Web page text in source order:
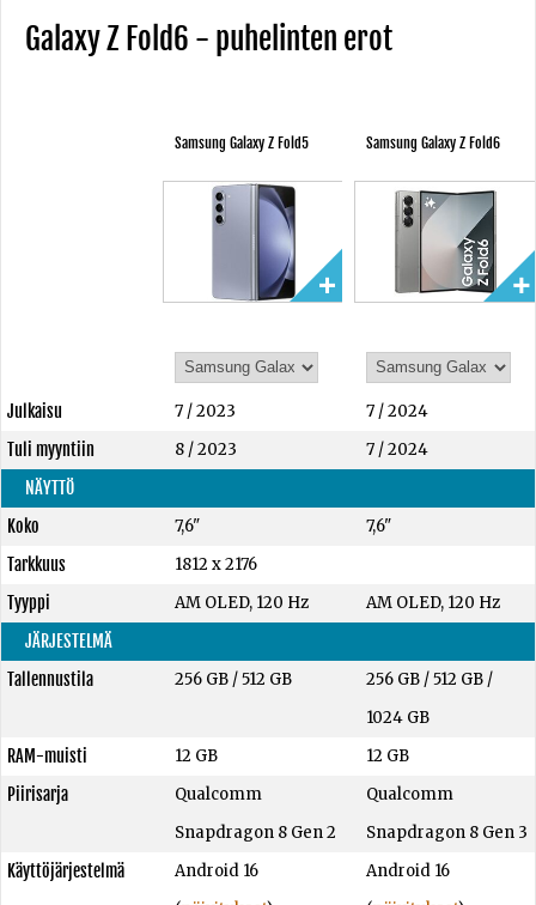
Galaxy Z Fold6 - puhelinten erot
Samsung Galaxy Z Fold5 Samsung Galaxy Z Fold6
Julkaisu 7 / 2023
7 / 2024
Tuli myyntiin
8 / 2023
7 / 2024
NÄYTTÖ
Koko
7,6"
7,6"
Tarkkuus
1812 x 2176
Tyyppi
AM OLED, 120 Hz
AM OLED, 120 Hz
JÄRJESTELMÄ
Tallennustila
256 GB/512 GB 256 GB /512 GB /
1024 GB
RAM-muisti
12 GB
12 GB
Piirisarja
Qualcomm
Snapdragon 8 Gen 2
Qualcomm
Snapdragon 8 Gen 3
Käyttöjärjestelmä
Android 16
Android 16